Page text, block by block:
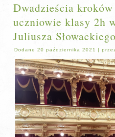
Dwadzieścia
uczniowie klasy 2h
Juliusza Słowackiego
Dodane 20 października 2021 |